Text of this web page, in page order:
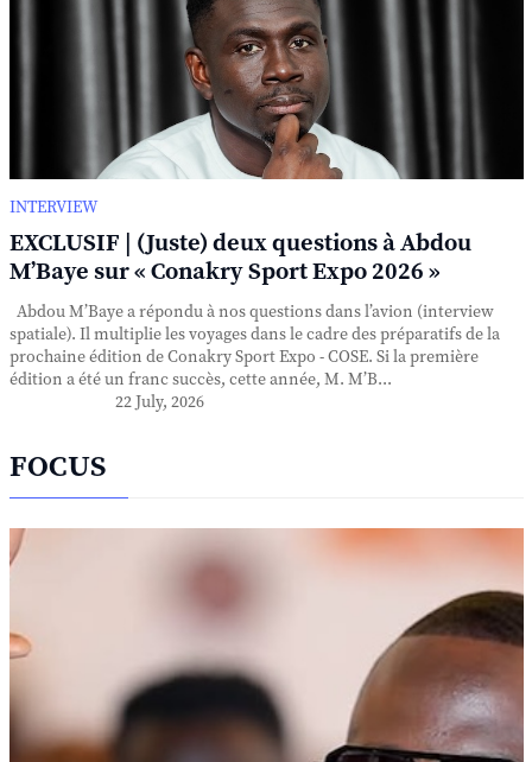
INTERVIEW
EXCLUSIF | (Juste) deux questions à Abdou
M’Baye sur « Conakry Sport Expo 2026 »
Abdou M’Baye a répondu à nos questions dans l’avion (interview
spatiale). Il multiplie les voyages dans le cadre des préparatifs de la
prochaine édition de Conakry Sport Expo - COSE. Si la première
édition a été un franc succès, cette année, M. M’B...
22 July, 2026
FOCUS